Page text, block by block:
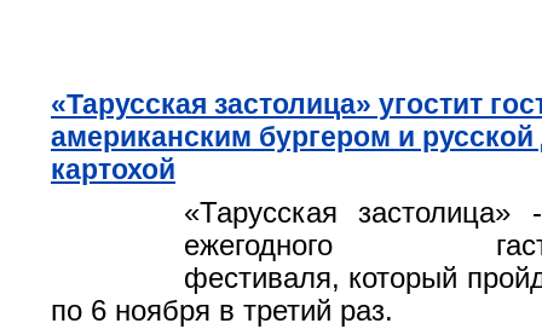
«Тарусская застолица» угостит
американским бургером и
картохой
«Тарусская застолица»
ежегодного
фестиваля, который
по 6 ноября в третий раз.